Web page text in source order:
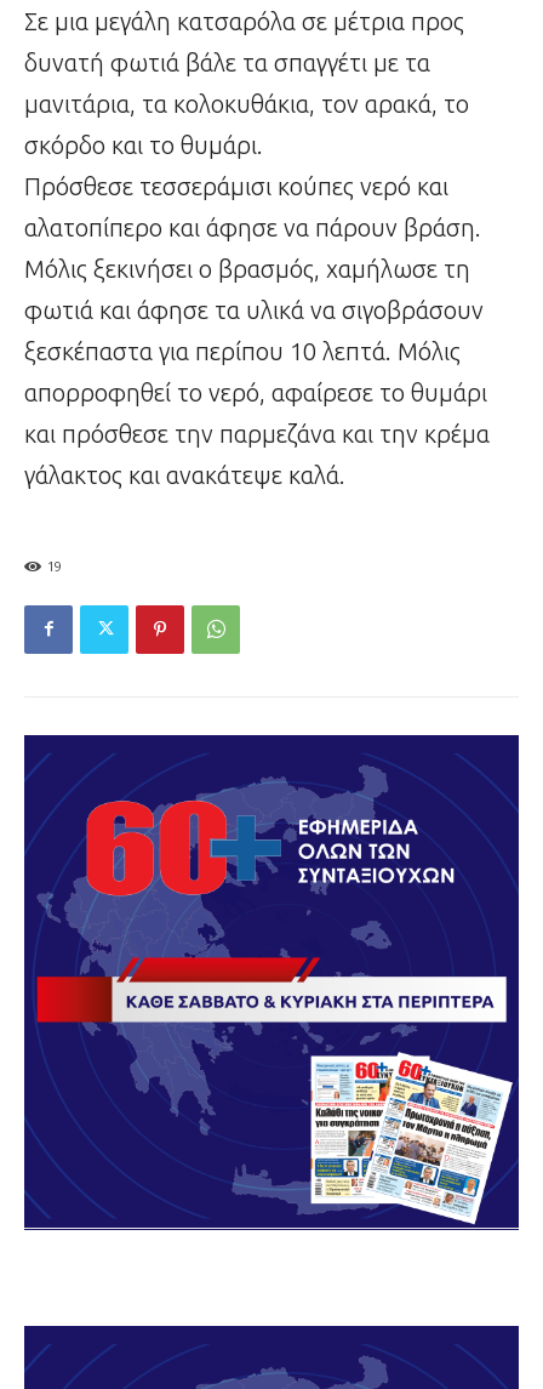
Σε μια μεγάλη κατσαρόλα σε μέτρια προς
δυνατή φωτιά βάλε τα σπαγγέτι με τα
μανιτάρια, τα κολοκυθάκια, τον αρακά, το
σκόρδο και το θυμάρι.
Πρόσθεσε τεσσεράμισι κούπες νερό και
αλατοπίπερο και άφησε να πάρουν βράση.
Μόλις ξεκινήσει ο βρασμός, χαμήλωσε τη
φωτιά και άφησε τα υλικά να σιγοβράσουν
ξεσκέπαστα για περίπου 10 λεπτά. Μόλις
απορροφηθεί το νερό, αφαίρεσε το θυμάρι
και πρόσθεσε την παρμεζάνα και την κρέμα
γάλακτος και ανακάτεψε καλά.
19